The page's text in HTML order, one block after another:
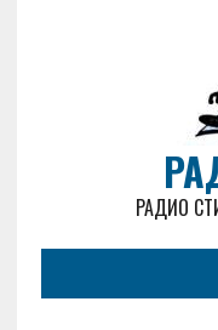
РАДИО